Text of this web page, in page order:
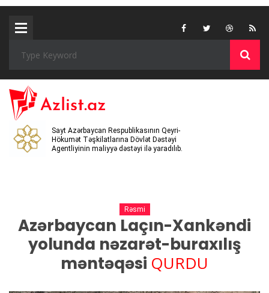
Sayt Azərbaycan Respublikasının Qeyri-
Hökumət Təşkilatlarına Dövlət Dəstəyi
Agentliyinin maliyyə dəstəyi ilə yaradılıb.
Rəsmi
Azərbaycan Laçın-Xankəndi
yolunda nəzarət-buraxılış
məntəqəsi QURDU